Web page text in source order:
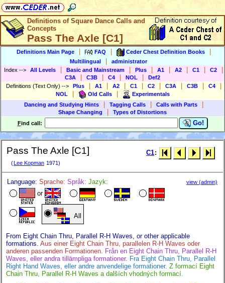
Definitions of Square Dance Calls and
Concepts
Pass The Axle [C1]
Definitions Main Page FAQ Ceder Chest Definition Books
Multilingual
administrator
Index --> All Levels Basic and Mainstream Plus A1 A2 C1 C2
C3A C3B C4 NOL
Def2
Definitions (Text Only) --> Plus A1 A2 C1 C2 C3A C3B C4
NOL Old Calls
Experimentals
Dancing and Studying Hints
Tagging Calls Calls with Parts
Shape Changing
Types of Distortions
Find call: Go!
Pass The Axle [C1]
( Lee Kopman 1971)
C1:
Language: Sprache: Språk: Jazyk:
or
All
view (admin)
From Eight Chain Thru, Parallel R-H Waves, or other applicable
formations. Aus einer Eight Chain Thru, parallelen R-H Waves oder
anderen passenden Formationen. Från en Eight Chain Thru, Parallel R-H
Waves, eller andra tillämpliga formationer. Fra Eight Chain Thru, Parallel
Right Hand Waves, eller andre anvendelige formationer. Z formací Eight
Chain Thru, Parallel R-H Waves a dalších vhodných formací.